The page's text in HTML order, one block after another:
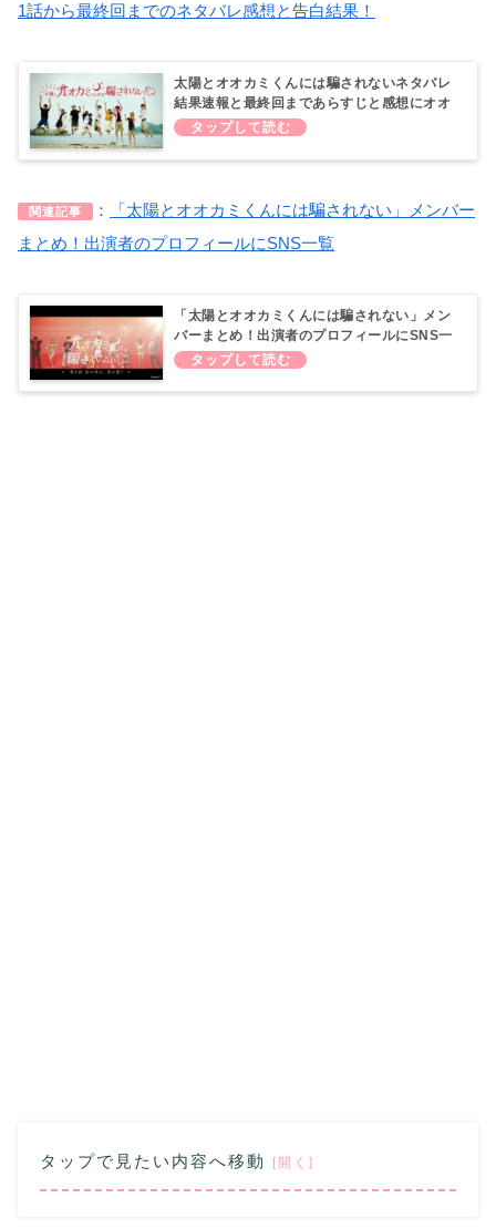
1話から最終回までのネタバレ感想と告白結果！
太陽とオオカミくんには騙されないネタバレ
結果速報と最終回まであらすじと感想にオオ
カミくんとカップル予想に考察！
関連記事 ：
「太陽とオオカミくんには騙されない」メンバー
まとめ！出演者のプロフィールにSNS一覧
「太陽とオオカミくんには騙されない」メン
バーまとめ！出演者のプロフィールにSNS一
覧
タップで見たい内容へ移動